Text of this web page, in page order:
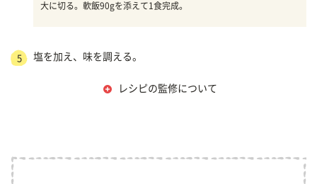
大に切る。軟飯90gを添えて1食完成。
5 塩を加え、味を調える。
レシピの監修について